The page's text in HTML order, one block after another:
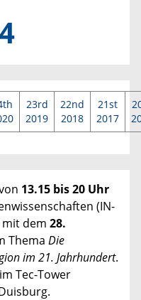
23rd
2019
22nd
2018
21st
2017
13.15 bis 20 Uhr
(IN-
mit dem 28.
­Thema Die
im 21. Jahrhundert.
Tec-Tower